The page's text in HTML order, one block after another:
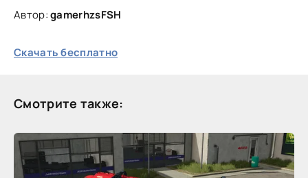
Автор:gamerhzsFSH
Скачать бесплатно
Смотрите также: